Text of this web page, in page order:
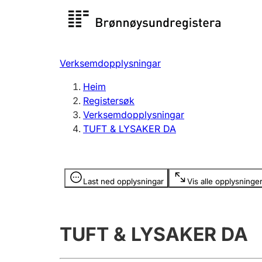
Registersøk
Registrere, endre, slette
Verksemdopplysningar
Heim
Registersøk
Verksemdopplysningar
TUFT & LYSAKER DA
Last ned opplysningar Vis alle opplysninger
Opplysninger er skjult
TUFT & LYSAKER DA